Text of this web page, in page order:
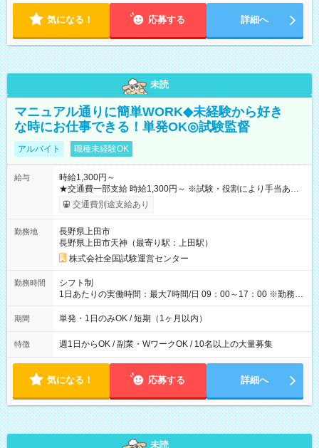
気になる！ 応募する 詳細へ
未読
マニュアル通りに簡単WORK◆未経験から好き
な時にお仕事できる！単発OK◎試験監督
アルバイト 職種未経験OK
給与
時給1,300円～
★交通費一部支給 時給1,300円～ ※試験・役割により手当あり
※勤務回数により昇給あり 【即給（前払い）オプションあ
り！】 希望される場合、勤務から1週間ほどで給与の一部を受け
例】 ・河合塾模擬試験 8:30～17:30（休憩1時間） 時給1,300円
×8時間＝日収10,400円＋交通費 ※当日の役割により時給＋100
円の場合あり ・国家試験 7:00～13:30（休憩なし） 時給1,300
円（役割手当＋100円）×6時間＝日収8,400円＋交通費 【試用期
間】試用期間なし
交通費別途支給あり
勤務地
長野県上田市
長野県上田市天神（最寄り駅：上田駅）
株式会社全国試験運営センター
勤務時間
シフト制
1日あたりの実働時間：最大7時間/日 09：00～17：00 ※勤務時
間は 試験により異なります。
期間 単発・1日のみOK / 短期（1ヶ月以内）
特徴 週1日からOK / 副業・WワークOK / 10名以上の大量募集
気になる！ 応募する 詳細へ
未読